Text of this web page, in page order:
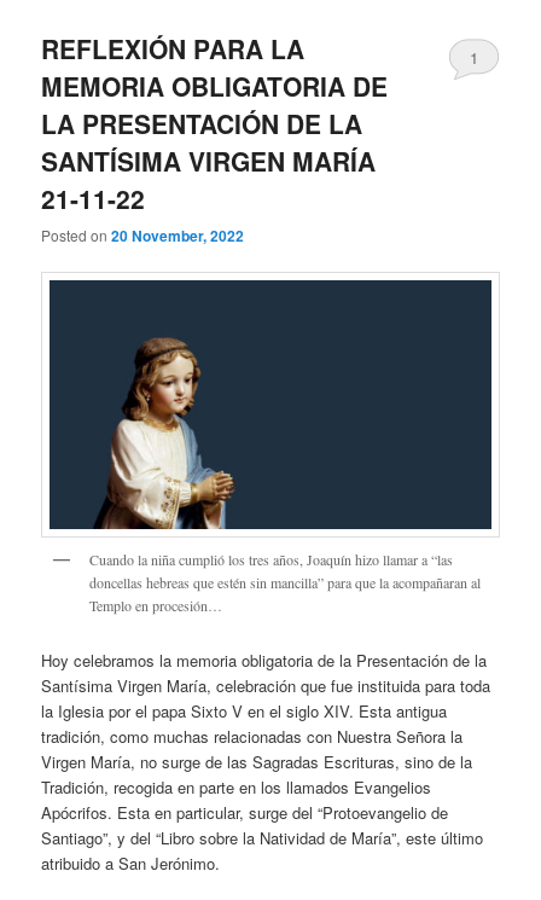
REFLEXIÓN PARA LA
MEMORIA OBLIGATORIA DE
LA PRESENTACIÓN DE LA
SANTÍSIMA VIRGEN MARÍA
21-11-22
Posted on20 November, 2022
1
Cuando la niña cumplió los tres años, Joaquín hizo llamar a “las
doncellas hebreas que estén sin mancilla” para que la acompañaran al
Templo en procesión…
Hoy celebramos la memoria obligatoria de la Presentación de la
Santísima Virgen María, celebración que fue instituida para toda
la Iglesia por el papa Sixto V en el siglo XIV. Esta antigua
tradición, como muchas relacionadas con Nuestra Señora la
Virgen María, no surge de las Sagradas Escrituras, sino de la
Tradición, recogida en parte en los llamados Evangelios
Apócrifos. Esta en particular, surge del “Protoevangelio de
Santiago”, y del “Libro sobre la Natividad de María”, este último
atribuido a San Jerónimo.